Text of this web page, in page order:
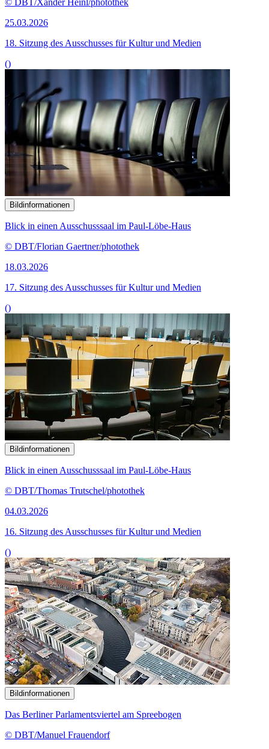
25.03.2026
18. Sitzung des Ausschusses für Kultur und Medien
()
Bildinformationen
Blick in einen Ausschusssaal im Paul-Löbe-Haus
© DBT/Florian Gaertner/photothek
18.03.2026
17. Sitzung des Ausschusses für Kultur und Medien
()
Bildinformationen
Blick in einen Ausschusssaal im Paul-Löbe-Haus
© DBT/Thomas Trutschel/photothek
04.03.2026
16. Sitzung des Ausschusses für Kultur und Medien
()
Bildinformationen
Das Berliner Parlamentsviertel am Spreebogen
© DBT/Manuel Frauendorf